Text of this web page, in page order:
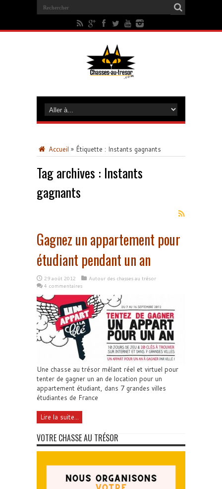
Accueil » Étiquette : Instants gagnants
Tag archives : Instants
gagnants
Gagnez un appartement pour
étudiant pendant un an
29 août 2012
Autour des chasses au trésor
4 commentaires
Une chasse au trésor mêlant réel et virtuel pour
tenter de gagner un an de location pour un
appartement étudiant, dans 7 grandes villes
étudiantes de France
Lire la suite...
VOTRE CHASSE AU TRÉSOR